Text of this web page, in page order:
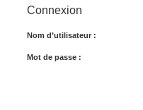
Connexion
Nom d’utilisateur :
Mot de passe :